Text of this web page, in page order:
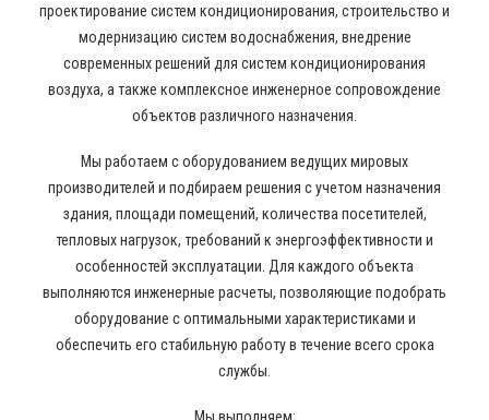
проектирование систем кондиционирования, строительство и
модернизацию систем водоснабжения, внедрение
современных решений для систем кондиционирования
воздуха, а также комплексное инженерное сопровождение
объектов различного назначения.
Мы работаем с оборудованием ведущих мировых
производителей и подбираем решения с учетом назначения
здания, площади помещений, количества посетителей,
тепловых нагрузок, требований к энергоэффективности и
особенностей эксплуатации. Для каждого объекта
выполняются инженерные расчеты, позволяющие подобрать
оборудование с оптимальными характеристиками и
обеспечить его стабильную работу в течение всего срока
службы.